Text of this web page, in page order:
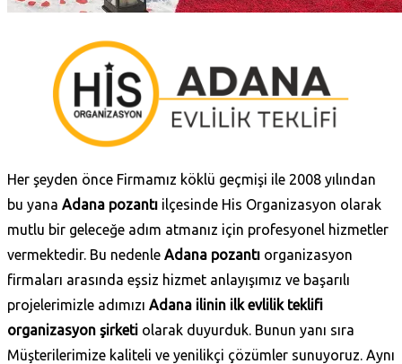
Her şeyden önce Firmamız köklü geçmişi ile 2008 yılından
bu yana Adana pozantı ilçesinde His Organizasyon olarak
mutlu bir geleceğe adım atmanız için profesyonel hizmetler
vermektedir. Bu nedenle Adana pozantı organizasyon
firmaları arasında eşsiz hizmet anlayışımız ve başarılı
projelerimizle adımızı Adana ilinin ilk evlilik teklifi
organizasyon şirketi olarak duyurduk. Bunun yanı sıra
Müşterilerimize kaliteli ve yenilikçi çözümler sunuyoruz. Aynı